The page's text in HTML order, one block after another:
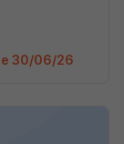
30/06/26